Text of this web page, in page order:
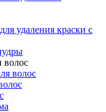
удаления краски с
волос
волос